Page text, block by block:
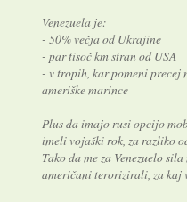
Venezuela je:
- 50% večja od Ukrajine
- par tisoč km stran od USA
- v tropih, kar pomeni precej
ameriške marince
Plus da imajo rusi opcijo
imeli vojaški rok, za razliko
Tako da me za Venezuelo
američani terorizirali, za kaj